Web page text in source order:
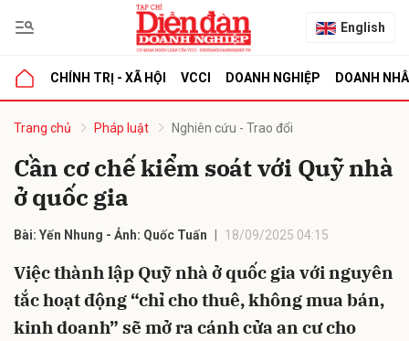
English
CHÍNH TRỊ - XÃ HỘI VCCI DOANH NGHIỆP DOANH
Trang chủ Pháp luật Nghiên cứu - Trao đổi
Cần cơ chế kiểm soát với Quỹ nhà
ở quốc gia
Bài: Yến Nhung - Ảnh: Quốc Tuấn 18/09/2025 04:15
Việc thành lập Quỹ nhà ở quốc gia với nguyên
tắc hoạt động “chỉ cho thuê, không mua bán,
kinh doanh” sẽ mở ra cánh cửa an cư cho
luận
Hủy